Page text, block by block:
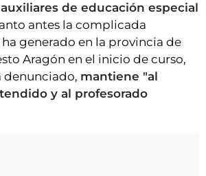
auxiliares de educación especial
antes la complicada
generado en la provincia de
Aragón en el inicio de curso,
denunciado, mantiene "al
y al profesorado